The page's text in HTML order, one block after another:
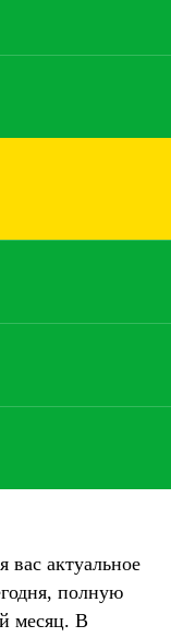
вас актуальное
полную
месяц. В